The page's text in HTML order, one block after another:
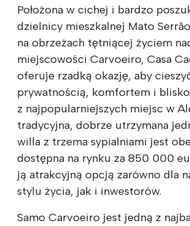
Położona w cichej i bardzo
dzielnicy mieszkalnej Mato
na obrzeżach tętniącej życiem
miejscowości Carvoeiro, Casa
oferuje rzadką okazję, aby
prywatnością, komfortem i
z najpopularniejszych miejsc w
tradycyjna, dobrze utrzymana
willa z trzema sypialniami jest
dostępna na rynku za 850 000
ją atrakcyjną opcją zarówno dla
stylu życia, jak i inwestorów.
Samo Carvoeiro jest jedną z